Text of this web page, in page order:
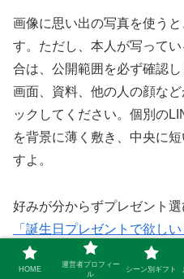
画像に思い出の写真を使う
す。ただし、本人が写って
合は、公開範囲を必ず確認
画面、資料、他の人の顔な
ックしてください。個別の
を背景に薄く敷き、中央に
すよ。
好みが分からずプレゼント
「誕生日プレゼントで欲し
方」
も参考になります。転
方向性・避けたい条件の整
HOME
運営者プロフィー
ル
シーン別ギフト